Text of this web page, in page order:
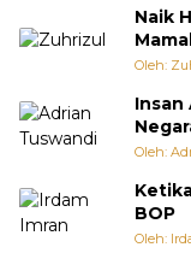
Naik
Oleh:
Insan
Oleh:
BOP
Oleh: